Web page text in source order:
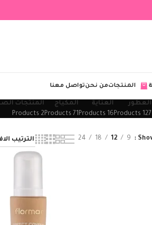
المنتجاتمن نحنتواصل معنا
العطور
127 Products
العناية
16 Products
المكياج
71 Products
المنتجات
2 Products
9
12
18
24